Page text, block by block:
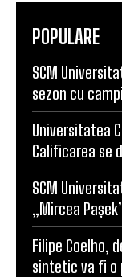
POPULARE
SCM
sezon cu
Universitatea
Calificarea se
SCM
„Mircea
Filipe Coelho,
sintetic va fi o